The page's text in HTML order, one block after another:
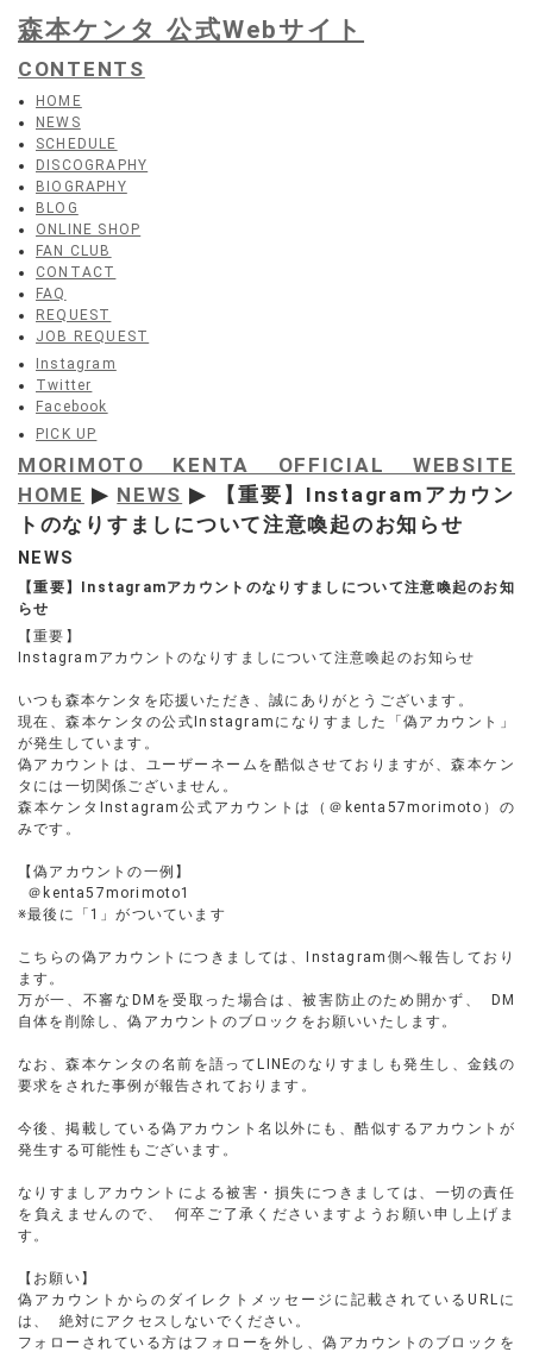
森本ケンタ 公式Webサイト
CONTENTS
HOME
NEWS
SCHEDULE
DISCOGRAPHY
BIOGRAPHY
BLOG
ONLINE SHOP
FAN CLUB
CONTACT
FAQ
REQUEST
JOB REQUEST
Instagram
Twitter
Facebook
PICK UP
MORIMOTO KENTA OFFICIAL WEBSITE
HOME ▶ NEWS ▶ 【重要】Instagramアカウン
トのなりすましについて注意喚起のお知らせ
NEWS
【重要】Instagramアカウントのなりすましについて注意喚起のお知
らせ
【重要】
Instagramアカウントのなりすましについて注意喚起のお知らせ
いつも森本ケンタを応援いただき、誠にありがとうございます。
現在、森本ケンタの公式Instagramになりすました「偽アカウント」
が発生しています。
偽アカウントは、ユーザーネームを酷似させておりますが、森本ケン
タには一切関係ございません。
森本ケンタInstagram公式アカウントは（＠kenta57morimoto）の
みです。
【偽アカウントの一例】
＠kenta57morimoto1
※最後に「1」がついています
こちらの偽アカウントにつきましては、Instagram側へ報告しており
ます。
万が一、不審なDMを受取った場合は、被害防止のため開かず、 DM
自体を削除し、偽アカウントのブロックをお願いいたします。
なお、森本ケンタの名前を語ってLINEのなりすましも発生し、金銭の
要求をされた事例が報告されております。
今後、掲載している偽アカウント名以外にも、酷似するアカウントが
発生する可能性もございます。
なりすましアカウントによる被害・損失につきましては、一切の責任
を負えませんので、 何卒ご了承くださいますようお願い申し上げま
す。
【お願い】
偽アカウントからのダイレクトメッセージに記載されているURLに
は、 絶対にアクセスしないでください。
フォローされている方はフォローを外し、偽アカウントのブロックを